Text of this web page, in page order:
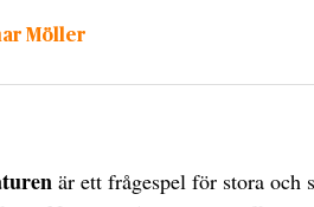
Möller
är ett frågespel för stora och